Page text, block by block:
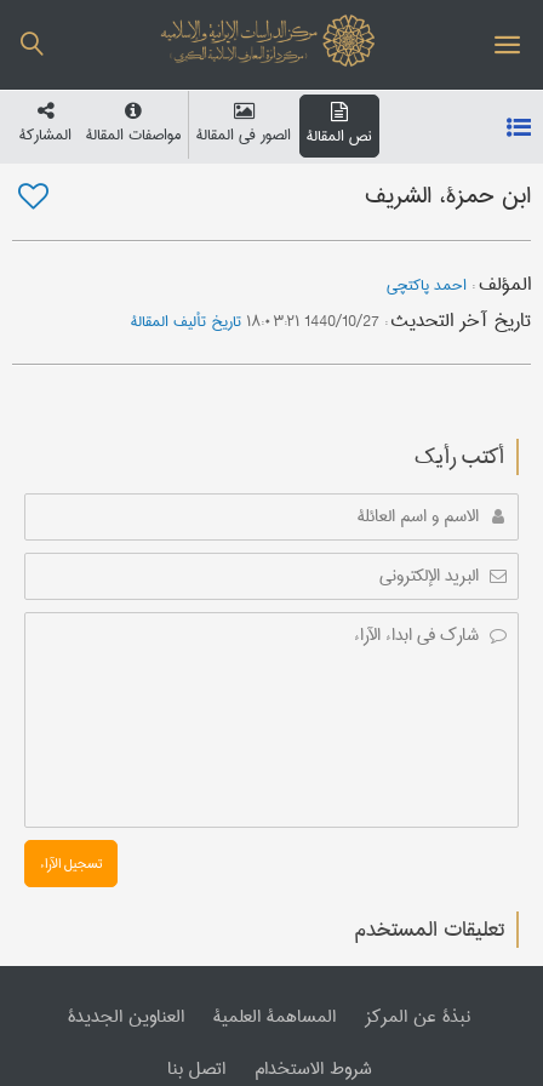
نص المقالة الصور في المقالة مواصفات المقالة المشارکة
ابن حمزة، الشریف
المؤلف: احمد پاکتچی
تاریخ آخر التحدیث: 1440/10/27 ۱۸:۰۳:۲۱ تاریخ تألیف المقالة
أکتب رأیك
تسجیل الآراء
تعليقات المستخدم
نبذة عن المرکز المساهمة العلمیة
العناوین الجدیدة
شروط الاستخدام
اتصل بنا